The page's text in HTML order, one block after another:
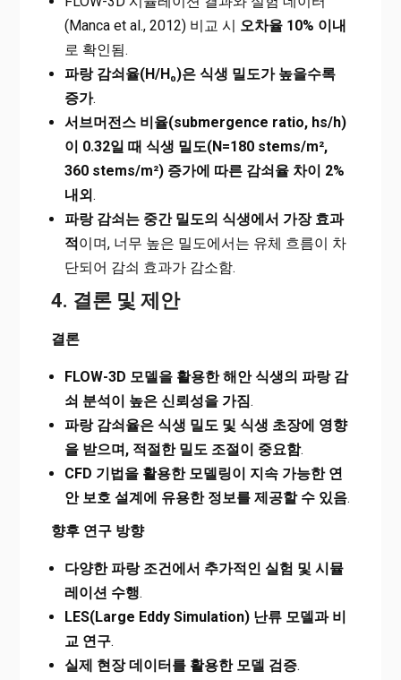
(Manca et al., 2012) 비교 시 오차율 10% 이내
로 확인됨.
파랑 감쇠율(H/H₀)은 식생 밀도가 높을수록
증가.
서브머전스 비율(submergence ratio, hs/h)
이 0.32일 때 식생 밀도(N=180 stems/m²,
360 stems/m²) 증가에 따른 감쇠율 차이 2%
내외.
파랑 감쇠는 중간 밀도의 식생에서 가장 효과
적이며, 너무 높은 밀도에서는 유체 흐름이 차
단되어 감쇠 효과가 감소함.
4. 결론 및 제안
결론
FLOW-3D 모델을 활용한 해안 식생의 파랑 감
쇠 분석이 높은 신뢰성을 가짐.
파랑 감쇠율은 식생 밀도 및 식생 초장에 영향
을 받으며, 적절한 밀도 조절이 중요함.
CFD 기법을 활용한 모델링이 지속 가능한 연
안 보호 설계에 유용한 정보를 제공할 수 있음.
향후 연구 방향
다양한 파랑 조건에서 추가적인 실험 및 시뮬
레이션 수행.
LES(Large Eddy Simulation) 난류 모델과 비
교 연구.
실제 현장 데이터를 활용한 모델 검증.